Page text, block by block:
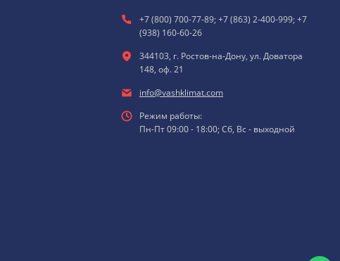
+7 (800) 700-77-89; +7 (863) 2-400-999; +7
(938) 160-60-26
344103, г. Ростов-на-Дону, ул. Доватора
148, оф. 21
info@vashklimat.com
Режим работы:
Пн-Пт 09:00 - 18:00; Сб, Вс - выходной